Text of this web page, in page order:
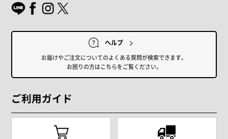
ヘルプ
お届けやご注文についてのよくある質問が検索できます。
お困りの方はこちらをご覧ください。
ご利用ガイド